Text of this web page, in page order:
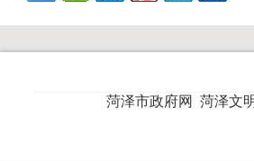
菏泽市政府网 菏泽文